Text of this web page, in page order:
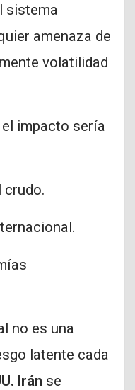
sistema
amenaza de
volatilidad
el impacto sería
crudo.
no es una
latente cada
Irán se